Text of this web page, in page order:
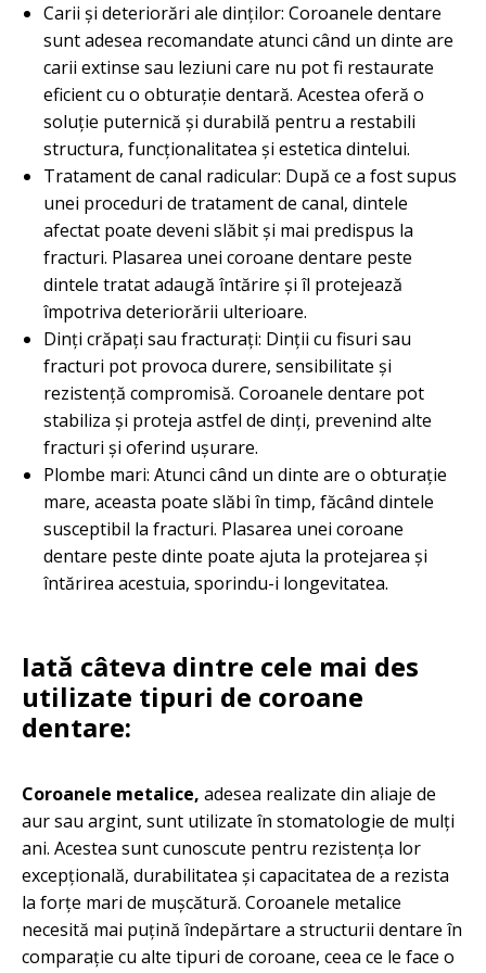
Carii și deteriorări ale dinților: Coroanele dentare
sunt adesea recomandate atunci când un dinte are
carii extinse sau leziuni care nu pot fi restaurate
eficient cu o obturație dentară. Acestea oferă o
soluție puternică și durabilă pentru a restabili
structura, funcționalitatea și estetica dintelui.
Tratament de canal radicular: După ce a fost supus
unei proceduri de tratament de canal, dintele
afectat poate deveni slăbit și mai predispus la
fracturi. Plasarea unei coroane dentare peste
dintele tratat adaugă întărire și îl protejează
împotriva deteriorării ulterioare.
Dinți crăpați sau fracturați: Dinții cu fisuri sau
fracturi pot provoca durere, sensibilitate și
rezistență compromisă. Coroanele dentare pot
stabiliza și proteja astfel de dinți, prevenind alte
fracturi și oferind ușurare.
Plombe mari: Atunci când un dinte are o obturație
mare, aceasta poate slăbi în timp, făcând dintele
susceptibil la fracturi. Plasarea unei coroane
dentare peste dinte poate ajuta la protejarea și
întărirea acestuia, sporindu-i longevitatea.
Iată câteva dintre cele mai des
utilizate tipuri de coroane
dentare:
Coroanele metalice, adesea realizate din aliaje de
aur sau argint, sunt utilizate în stomatologie de mulți
ani. Acestea sunt cunoscute pentru rezistența lor
excepțională, durabilitatea și capacitatea de a rezista
la forțe mari de mușcătură. Coroanele metalice
necesită mai puțină îndepărtare a structurii dentare în
comparație cu alte tipuri de coroane, ceea ce le face o